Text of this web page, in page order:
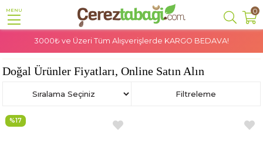
MENU 0
3000₺ ve Üzeri Tüm Alışverişlerde KARGO BEDAVA!
Doğal Ürünler Fiyatları, Online Satın Alın
Filtreleme
Sıralama
%17